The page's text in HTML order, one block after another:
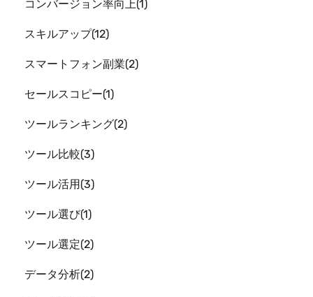
コンバージョン率向上 1
スキルアップ 12
スマートフォン副業 2
セールスコピー 1
ツールランキング 2
ツール比較 3
ツール活用 3
ツール選び 1
ツール選定 2
データ分析 2